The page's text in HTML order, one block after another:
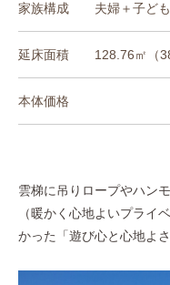
家族構成 夫婦＋子ども
延床面積 128.76㎡（
本体価格
雲梯に吊りロープやハン
（暖かく心地よいプライ
かった「遊び心と心地よ